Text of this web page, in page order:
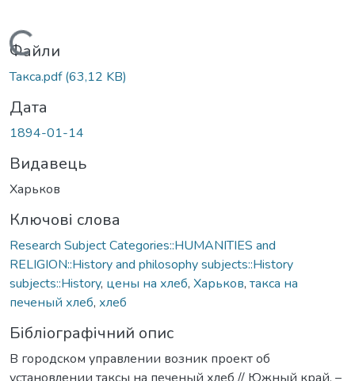
Вантажиться...
Файли
Такса.pdf(63,12 KB)
Дата
1894-01-14
Видавець
Харьков
Ключові слова
Research Subject Categories::HUMANITIES and
RELIGION::History and philosophy subjects::History
subjects::History, цены на хлеб, Харьков, такса на
печеный хлеб, хлеб
Бібліографічний опис
В городском управлении возник проект об